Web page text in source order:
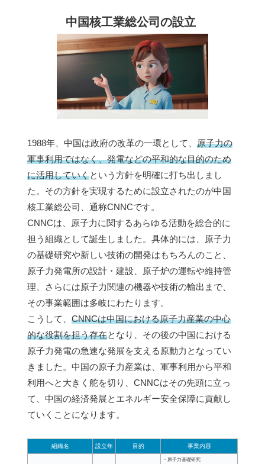
中国核工業総公司の設立
1988年、中国は政府の改革の一環として、 原子力の
軍事利用ではなく、発電などの平和的な目的のため
に活用していくという方針を明確に打ち出しまし
た。その方針を実現するために設立されたのが中国
核工業総公司、通称CNNCです。
CNNCは、原子力に関するあらゆる活動を総合的に
担う組織として誕生しました。具体的には、原子力
の基礎研究や新しい技術の開発はもちろんのこと、
原子力発電所の設計・建設、原子炉の運転や維持管
理、さらには原子力関連の機器や技術の輸出まで、
その事業範囲は多岐にわたります。
こうして、 CNNCは中国における原子力産業の中心
的な役割を担う存在となり、その後の中国における
原子力発電の急速な発展を支える原動力となってい
きました。中国の原子力産業は、軍事利用から平和
利用へと大きく舵を切り、CNNCはその先頭に立っ
て、中国の経済発展とエネルギー安全保障に貢献し
ていくことになります。
組織名 設立年 目的 事業内容
・原子力基礎研究